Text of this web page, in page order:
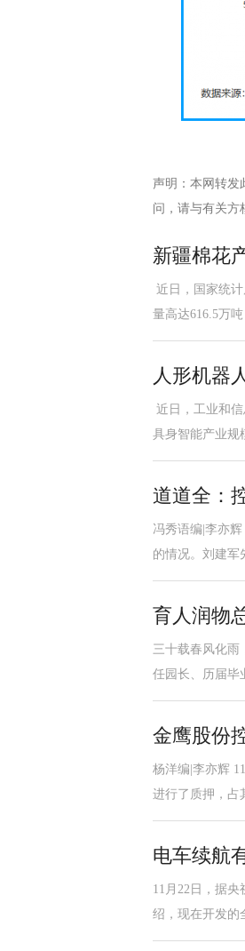
声明：本网转发
问，请与有关方
新疆棉花
近日，国家统
量高达616.5万
人形机器
近日，工业和
具身智能产业规
道道全：
冯秀语编|李亦
的情况。刘建军
育人润物
三十载春风化雨
任园长、历届毕
金鹰股份
杨洋编|李亦辉
进行了质押，占
电车续航
11月22日，据
绍，现在开发的